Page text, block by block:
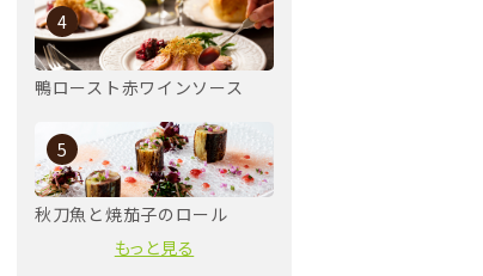
4
鴨ロースト赤ワインソース
5
秋刀魚と焼茄子のロール
もっと見る